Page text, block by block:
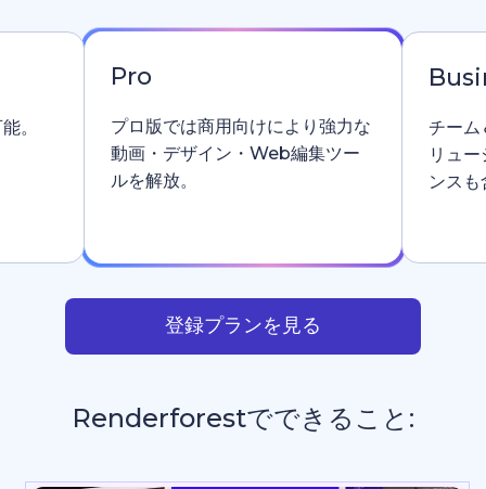
。
Pro
プロ版では商用向けにより強力な
動画・デザイン・Web編集ツー
ルを解放。
チーム
リュ
ンス
登録プランを見る
Renderforestでできること: